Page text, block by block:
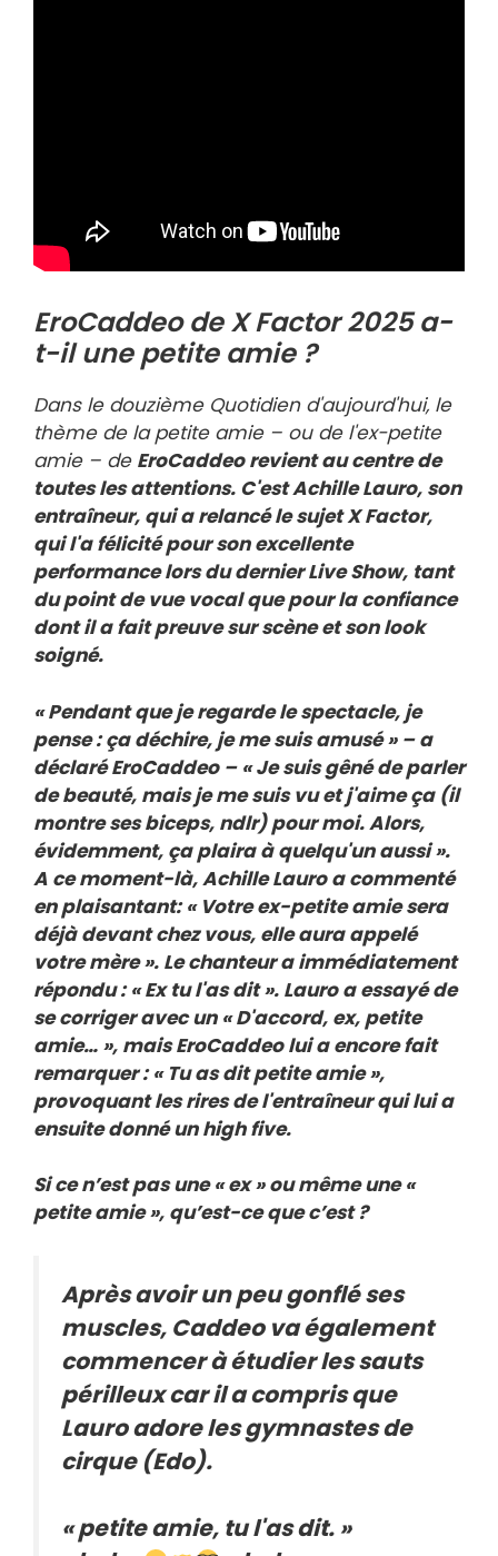
EroCaddeo de X Factor 2025 a-
t-il une petite amie ?
Dans le douzième Quotidien d'aujourd'hui, le
thème de la petite amie – ou de l'ex-petite
amie – de EroCaddeo revient au centre de
toutes les attentions. C'est Achille Lauro, son
entraîneur, qui a relancé le sujetX Factor,
qui l'a félicité pour son excellente
performance lors du dernier Live Show, tant
du point de vue vocal que pour la confiance
dont il a fait preuve sur scène et son look
soigné.
« Pendant que je regarde le spectacle, je
pense : ça déchire, je me suis amusé » – a
déclaré EroCaddeo – « Je suis gêné de parler
de beauté, mais je me suis vu et j'aime ça (il
montre ses biceps, ndlr) pour moi. Alors,
évidemment, ça plaira à quelqu'un aussi ».
A ce moment-là, Achille Lauro a commenté
en plaisantant: « Votre ex-petite amie sera
déjà devant chez vous, elle aura appelé
votre mère ». Le chanteur a immédiatement
répondu : « Ex tu l'as dit ». Lauro a essayé de
se corriger avec un « D'accord, ex, petite
amie… », mais EroCaddeo lui a encore fait
remarquer : « Tu as dit petite amie »,
provoquant les rires de l'entraîneur qui lui a
ensuite donné un high five.
Si ce n’est pas une « ex » ou même une «
petite amie », qu’est-ce que c’est ?
Après avoir un peu gonflé ses
muscles, Caddeo va également
commencer à étudier les sauts
périlleux car il a compris que
Lauro adore les gymnastes de
cirque (Edo).
« petite amie, tu l'as dit. »